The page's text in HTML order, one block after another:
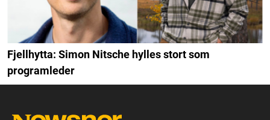
Fjellhytta: Simon Nitsche hylles stort som
programleder